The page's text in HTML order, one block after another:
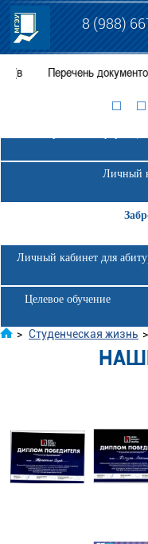
8 (988)
Перечень
Личный
Личный кабинет для
Целевое обучение
> Студенческая жизнь >